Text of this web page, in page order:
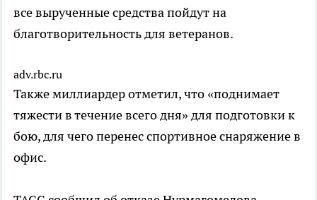
все вырученные средства пойдут на
благотворительность для ветеранов.
adv.rbc.ru
Также миллиардер отметил, что «поднимает
тяжести в течение всего дня» для подготовки к
бою, для чего перенес спортивное снаряжение в
офис.